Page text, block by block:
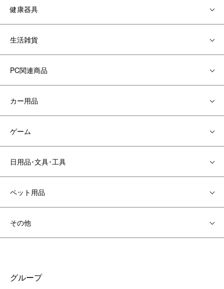
健康器具
生活雑貨
PC関連商品
カー用品
ゲーム
日用品･文具･工具
ペット用品
その他
グループ